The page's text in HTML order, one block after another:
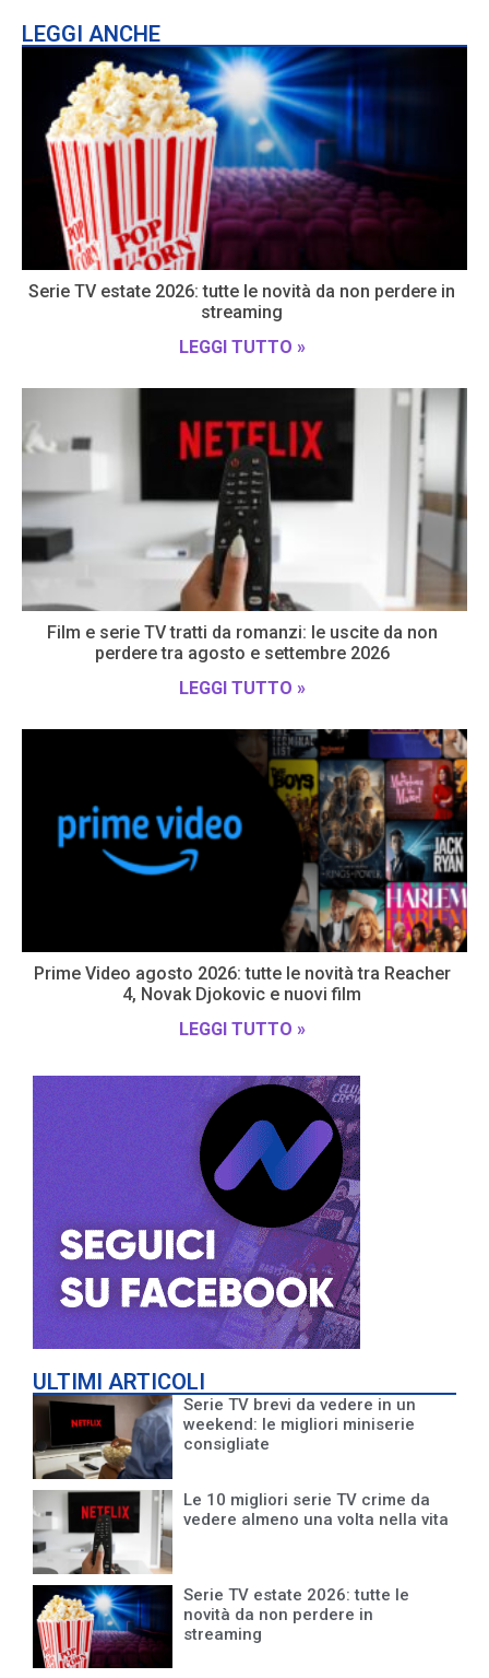
LEGGI ANCHE
Serie TV estate 2026: tutte le novità da non perdere in
streaming
LEGGI TUTTO »
Film e serie TV tratti da romanzi: le uscite da non
perdere tra agosto e settembre 2026
LEGGI TUTTO »
Prime Video agosto 2026: tutte le novità tra Reacher
4, Novak Djokovic e nuovi film
LEGGI TUTTO »
ULTIMI ARTICOLI
Serie TV brevi da vedere in un
weekend: le migliori miniserie
consigliate
Le 10 migliori serie TV crime da
vedere almeno una volta nella vita
Serie TV estate 2026: tutte le
novità da non perdere in
streaming